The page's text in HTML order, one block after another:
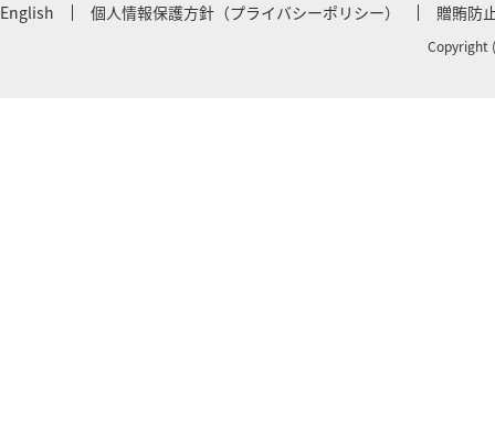
English 個人情報保護方針（プライバシーポリシー） 贈賄防
Copyright